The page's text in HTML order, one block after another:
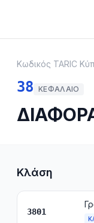
Κωδικός TARIC
38 ΚΕΦΆΛΑΙΟ
Κλάση
3801